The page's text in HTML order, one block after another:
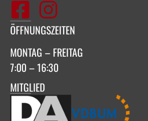
ÖFFNUNGSZEITEN
MONTAG – FREITAG
7:00 – 16:30
MITGLIED